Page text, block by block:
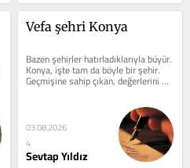
Vefa şehri Konya
Bazen şehirler hatırladıklarıyla büyür.
Konya, işte tam da böyle bir şehir.
Geçmişine sahip çıkan, değerlerini
unutmayan ve en önemlisi...
03.08.2026
4
Sevtap Yıldız